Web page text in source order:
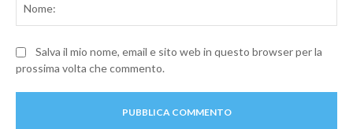
Salva il mio nome, email e sito web in questo browser per la
prossima volta che commento.